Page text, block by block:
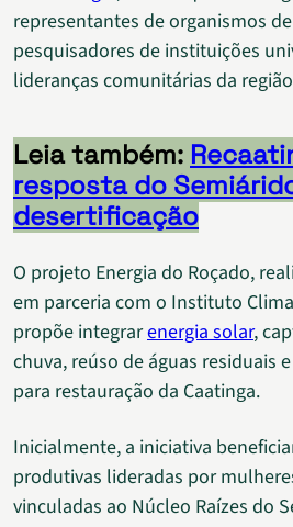
representantes de organismos
pesquisadores de instituições
lideranças comunitárias da
Leia também:
resposta do
desertificação
O projeto Energia do Roçado,
em parceria com o Instituto
propõe integrarenergia solar,
chuva, reúso de águas residuais
para restauração da Caatinga.
Inicialmente, a iniciativa
produtivas lideradas por
vinculadas ao Núcleo Raízes do